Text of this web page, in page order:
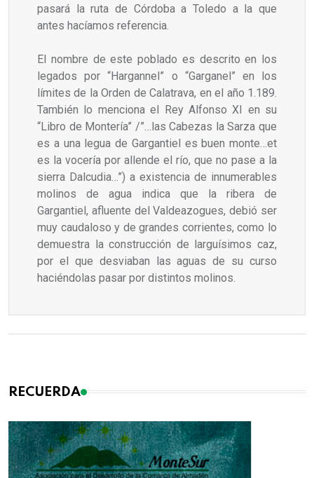
pasará la ruta de Córdoba a Toledo a la que
antes hacíamos referencia.
El nombre de este poblado es descrito en los
legados por “Hargannel” o “Garganel” en los
límites de la Orden de Calatrava, en el año 1.189.
También lo menciona el Rey Alfonso XI en su
“Libro de Montería” /”…las Cabezas la Sarza que
es a una legua de Gargantiel es buen monte…et
es la vocería por allende el río, que no pase a la
sierra Dalcudia…”) a existencia de innumerables
molinos de agua indica que la ribera de
Gargantiel, afluente del Valdeazogues, debió ser
muy caudaloso y de grandes corrientes, como lo
demuestra la construcción de larguísimos caz,
por el que desviaban las aguas de su curso
haciéndolas pasar por distintos molinos.
RECUERDA